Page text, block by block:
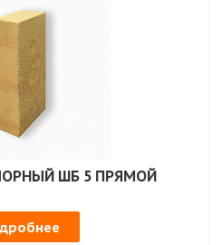
ШБ 5 ПРЯМОЙ